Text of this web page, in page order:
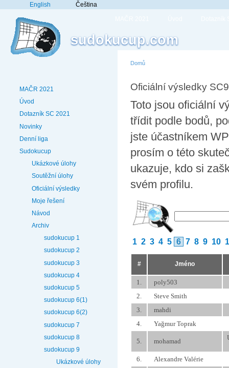
English Čeština
sudokucup.com
MAČR 2021
Úvod
Dotazník SC 2021
Novinky
Denní liga
Sudokucup
Ukázkové úlohy
Soutěžní úlohy
Oficiální výsledky
Moje řešení
Návod
Archiv
sudokucup 1
sudokucup 2
sudokucup 3
sudokucup 4
sudokucup 5
sudokucup 6(1)
sudokucup 6(2)
sudokucup 7
sudokucup 8
sudokucup 9
Ukázkové úlohy
Domů
Oficiální výsledky SC9
Toto jsou oficiální
třídit podle bodů,
jste účastníkem
prosím o této
ukazuje, kdo si
svém profilu.
1 2 3 4 5 6 7 8 9 10
# Jméno
1.
poly503
2.
Steve Smith
3.
mahdi
4.
Yağmur Toprak
5. mohamad
6.
Alexandre Valérie